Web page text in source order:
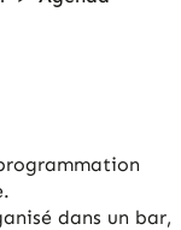
dans un bar,